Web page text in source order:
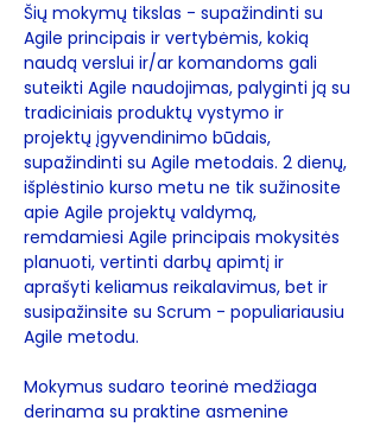
Šių mokymų tikslas - supažindinti su
Agile principais ir vertybėmis, kokią
naudą verslui ir/ar komandoms gali
suteikti Agile naudojimas, palyginti ją su
tradiciniais produktų vystymo ir
projektų įgyvendinimo būdais,
supažindinti su Agile metodais. 2 dienų,
išplėstinio kurso metu ne tik sužinosite
apie Agile projektų valdymą,
remdamiesi Agile principais mokysitės
planuoti, vertinti darbų apimtį ir
aprašyti keliamus reikalavimus, bet ir
susipažinsite su Scrum - populiariausiu
Agile metodu.
Mokymus sudaro teorinė medžiaga
derinama su praktine asmenine